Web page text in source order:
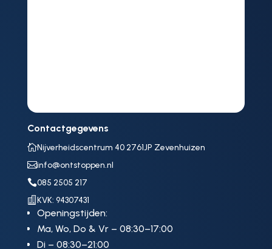
Contactgegevens
Nijverheidscentrum 40 2761JP Zevenhuizen
info@ontstoppen.nl
085 2505 217
 KVK: 94307431
Openingstijden:
Ma, Wo, Do & Vr – 08:30–17:00
Di – 08:30–21:00